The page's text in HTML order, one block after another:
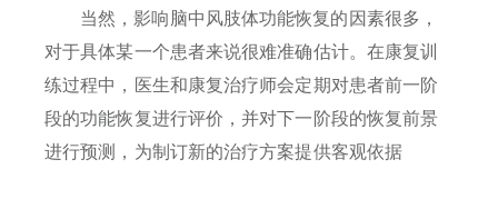
当然，影响脑中风肢体功能恢复的因素很多，
对于具体某一个患者来说很难准确估计。在康复训
练过程中，医生和康复治疗师会定期对患者前一阶
段的功能恢复进行评价，并对下一阶段的恢复前景
进行预测，为制订新的治疗方案提供客观依据